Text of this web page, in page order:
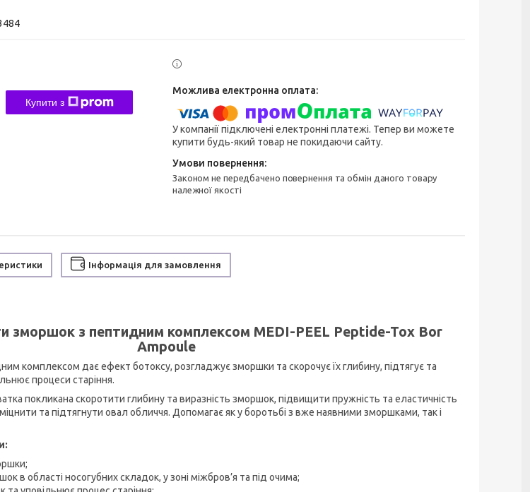
Купити з
У компанії підключені електронні платежі. Тепер ви можете
купити будь-який товар не покидаючи сайту.
Законом не передбачено повернення та обмін даного товару
належної якості
Інформація для замовлення
зморшок з пептидним комплексом MEDI-PEEL Peptide-Tox Bor
Ampoule
комплексом дає ефект ботоксу, розгладжує зморшки та скорочує їх глибину, підтягує та
процеси старіння.
покликана скоротити глибину та виразність зморшок, підвищити пружність та еластичність
та підтягнути овал обличчя. Допомагає як у боротьбі з вже наявними зморшками, так і
в області носогубних складок, у зоні міжбров’я та під очима;